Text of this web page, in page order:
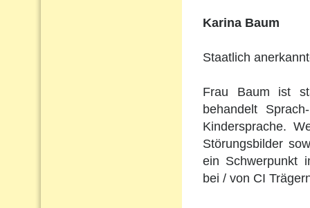
Karina Baum
Staatlich
Frau Baum ist
behandelt
Kindersprache.
Störungsbilder
ein Schwerpunkt
bei / von CI